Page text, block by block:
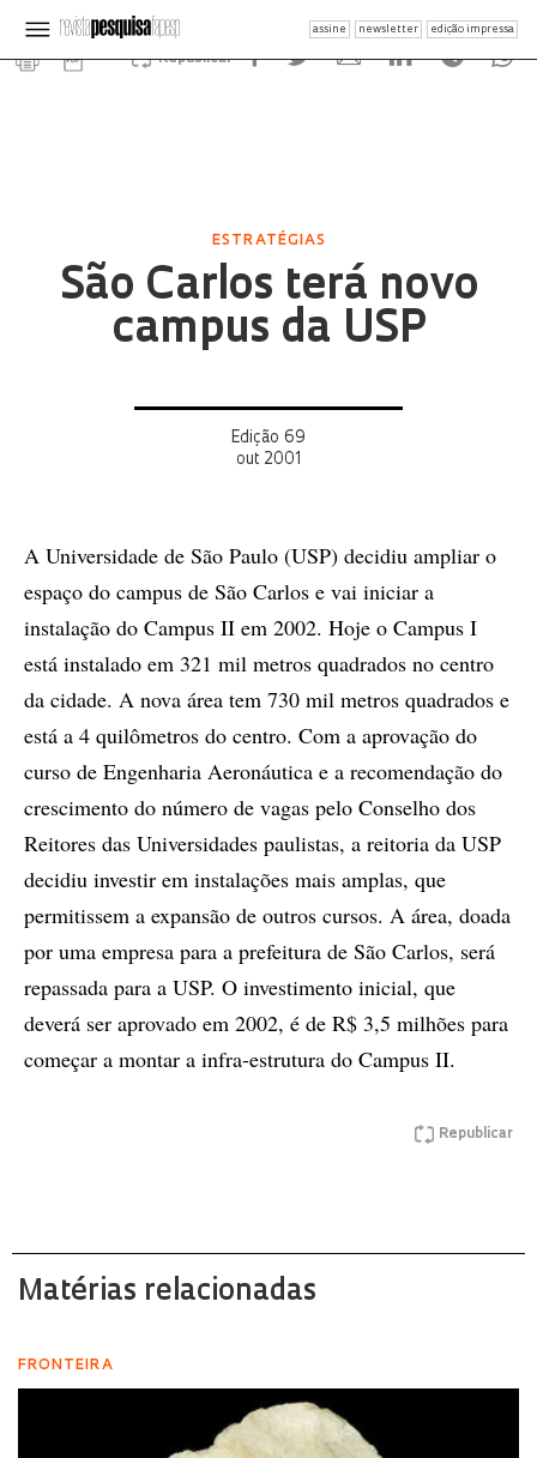
assine newsletter edição impressa
Republicar
ESTRATÉGIAS
São Carlos terá novo
campus da USP
Edição 69
out 2001
A Universidade de São Paulo (USP) decidiu ampliar o
espaço do campus de São Carlos e vai iniciar a
instalação do Campus II em 2002. Hoje o Campus I
está instalado em 321 mil metros quadrados no centro
da cidade. A nova área tem 730 mil metros quadrados e
está a 4 quilômetros do centro. Com a aprovação do
curso de Engenharia Aeronáutica e a recomendação do
crescimento do número de vagas pelo Conselho dos
Reitores das Universidades paulistas, a reitoria da USP
decidiu investir em instalações mais amplas, que
permitissem a expansão de outros cursos. A área, doada
por uma empresa para a prefeitura de São Carlos, será
repassada para a USP. O investimento inicial, que
deverá ser aprovado em 2002, é de R$ 3,5 milhões para
começar a montar a infra-estrutura do Campus II.
Republicar